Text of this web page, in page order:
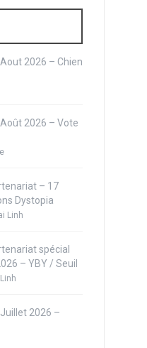
2026 – Chien
2026 – Vote
– 17
Dystopia
Linh
spécial
– YBY / Seuil
2026 –